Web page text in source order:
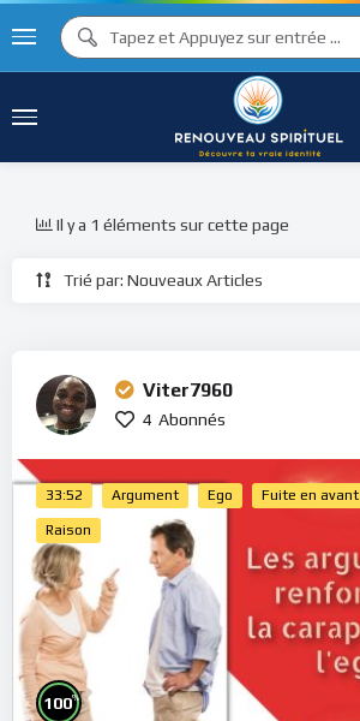
Trié par: Nouveaux Articles
Il y a 1 éléments sur cette page
Viter7960
4 Abonnés
33:52 Argument Ego Fuite en avant
Raison
100%